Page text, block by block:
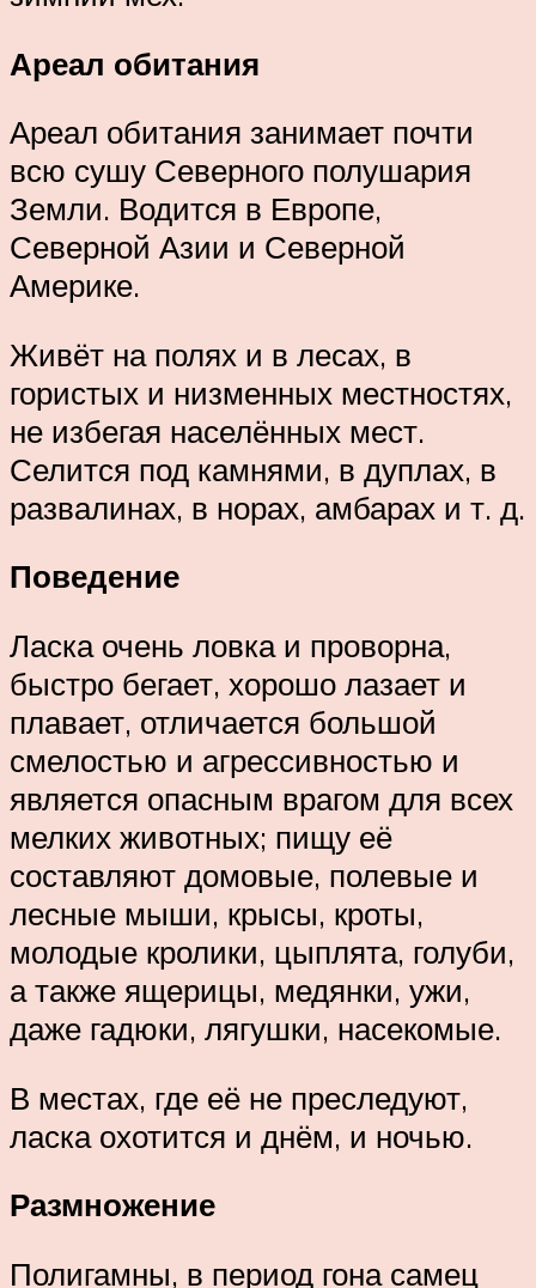
Ареал обитания
Ареал обитания занимает почти
всю сушу Северного полушария
Земли. Водится в Европе,
Северной Азии и Северной
Америке.
Живёт на полях и в лесах, в
гористых и низменных местностях,
не избегая населённых мест.
Селится под камнями, в дуплах, в
развалинах, в норах, амбарах и т. д.
Поведение
Ласка очень ловка и проворна,
быстро бегает, хорошо лазает и
плавает, отличается большой
смелостью и агрессивностью и
является опасным врагом для всех
мелких животных; пищу её
составляют домовые, полевые и
лесные мыши, крысы, кроты,
молодые кролики, цыплята, голуби,
а также ящерицы, медянки, ужи,
даже гадюки, лягушки, насекомые.
В местах, где её не преследуют,
ласка охотится и днём, и ночью.
Размножение
Полигамны, в период гона самец